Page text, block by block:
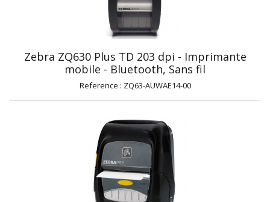
Zebra ZQ630 Plus TD 203 dpi - Imprimante
mobile - Bluetooth, Sans fil
Reference : ZQ63-AUWAE14-00